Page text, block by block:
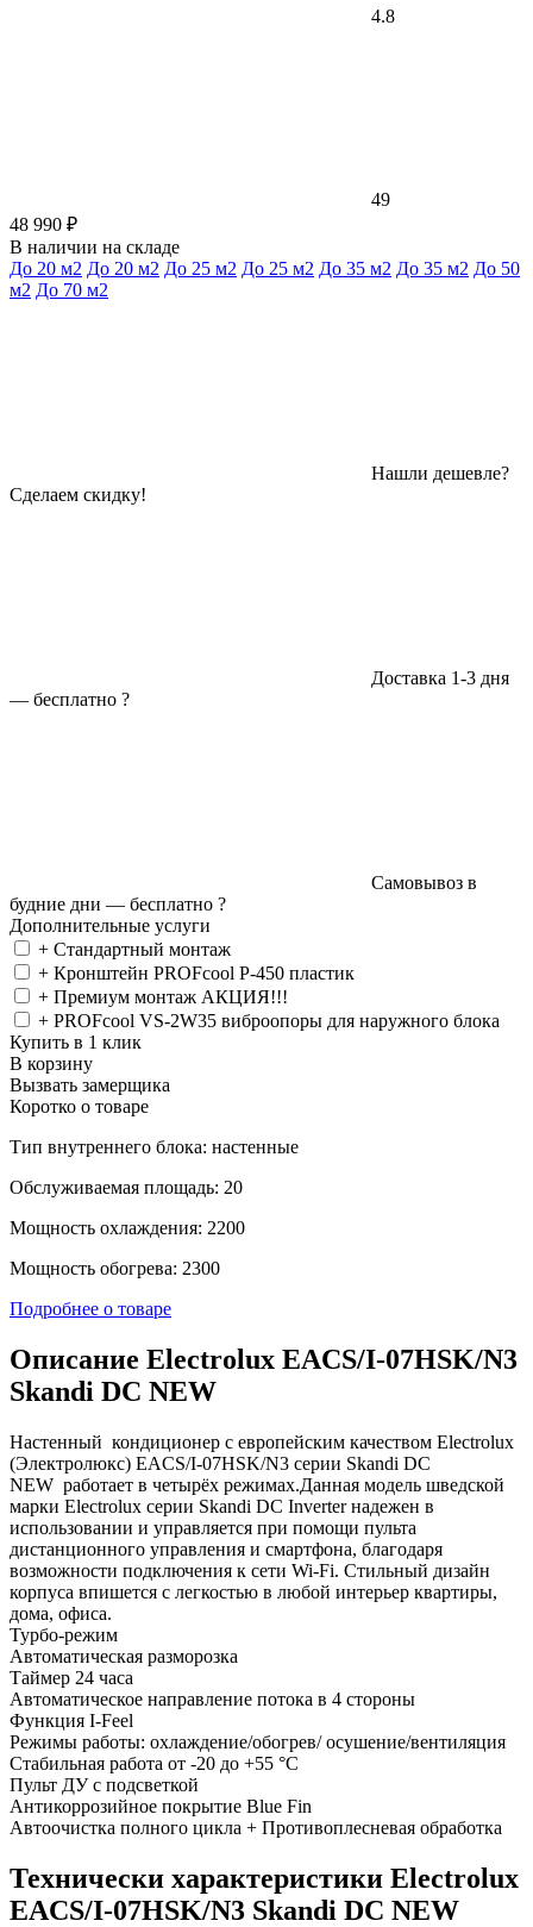
4.8
49
48 990 ₽
В наличии на складе
До 20 м2 До 20 м2 До 25 м2 До 25 м2 До 35 м2 До 35 м2 До 50
м2 До 70 м2
Нашли дешевле?
Сделаем скидку!
Доставка 1-3 дня
— бесплатно ?
Самовывоз в
будние дни — бесплатно ?
Дополнительные услуги
+ Стандартный монтаж
+ Кронштейн PROFcool P-450 пластик
+ Премиум монтаж АКЦИЯ!!!
+ PROFcool VS-2W35 виброопоры для наружного блока
Купить в 1 клик
В корзину
Вызвать замерщика
Коротко о товаре
Тип внутреннего блока: настенные
Обслуживаемая площадь: 20
Мощность охлаждения: 2200
Мощность обогрева: 2300
Подробнее о товаре
Описание Electrolux EACS/I-07HSK/N3
Skandi DC NEW
Настенный кондиционер с европейским качеством Electrolux
(Электролюкс) EACS/I-07HSK/N3 серии Skandi DC
NEW работает в четырёх режимах.Данная модель шведской
марки Electrolux серии Skandi DC Inverter надежен в
использовании и управляется при помощи пульта
дистанционного управления и смартфона, благодаря
возможности подключения к сети Wi-Fi. Стильный дизайн
корпуса впишется с легкостью в любой интерьер квартиры,
дома, офиса.
Турбо-режим
Автоматическая разморозка
Таймер 24 часа
Автоматическое направление потока в 4 стороны
Функция I-Feel
Режимы работы: охлаждение/обогрев/ осушение/вентиляция
Стабильная работа от -20 до +55 °C
Пульт ДУ с подсветкой
Антикоррозийное покрытие Blue Fin
Автоочистка полного цикла + Противоплесневая обработка
Технически характеристики Electrolux
EACS/I-07HSK/N3 Skandi DC NEW